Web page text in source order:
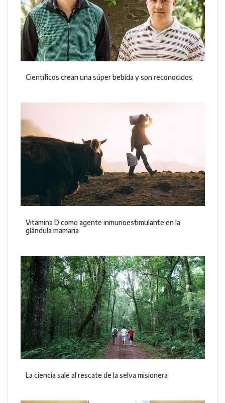
Científicos crean una súper bebida y son reconocidos
Vitamina D como agente inmunoestimulante en la
glándula mamaria
La ciencia sale al rescate de la selva misionera